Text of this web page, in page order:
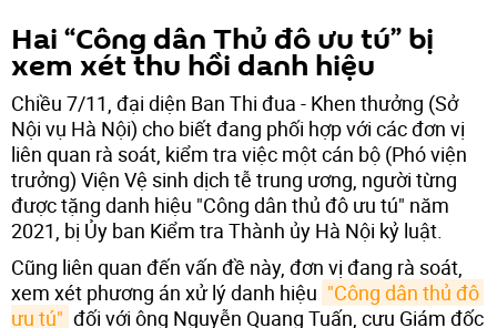
Hai “Công dân Thủ đô ưu tú” bị
xem xét thu hồi danh hiệu
Chiều 7/11, đại diện Ban Thi đua - Khen thưởng (Sở
Nội vụ Hà Nội) cho biết đang phối hợp với các đơn vị
liên quan rà soát, kiểm tra việc một cán bộ (Phó viện
trưởng) Viện Vệ sinh dịch tễ trung ương, người từng
được tặng danh hiệu "Công dân thủ đô ưu tú" năm
2021, bị Ủy ban Kiểm tra Thành ủy Hà Nội kỷ luật.
Cũng liên quan đến vấn đề này, đơn vị đang rà soát,
xem xét phương án xử lý danh hiệu "Công dân thủ đô
ưu tú" đối với ông Nguyễn Quang Tuấn, cựu Giám đốc